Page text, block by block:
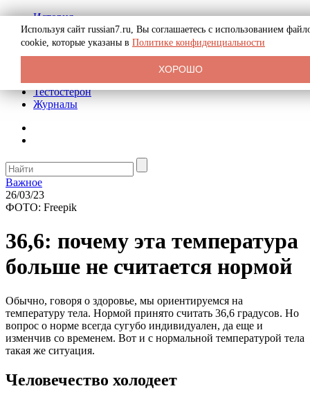
История
Биография
Криминал
Реклама на сайте
Тестостерон
Журналы
Важное
26/03/23
ФОТО: Freepik
36,6: почему эта температура
больше не считается нормой
Обычно, говоря о здоровье, мы ориентируемся на
температуру тела. Нормой принято считать 36,6 градусов. Но
вопрос о норме всегда сугубо индивидуален, да еще и
изменчив со временем. Вот и с нормальной температурой тела
такая же ситуация.
Человечество холодеет
Используя сайт russian7.ru, Вы соглашаетесь с использованием
cookie, которые указаны в Политике конфиденциальности
ХОРОШО